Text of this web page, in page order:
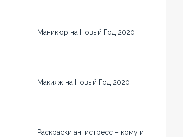
Маникюр на Новый Год 2020
Макияж на Новый Год 2020
Раскраски антистресс – кому и